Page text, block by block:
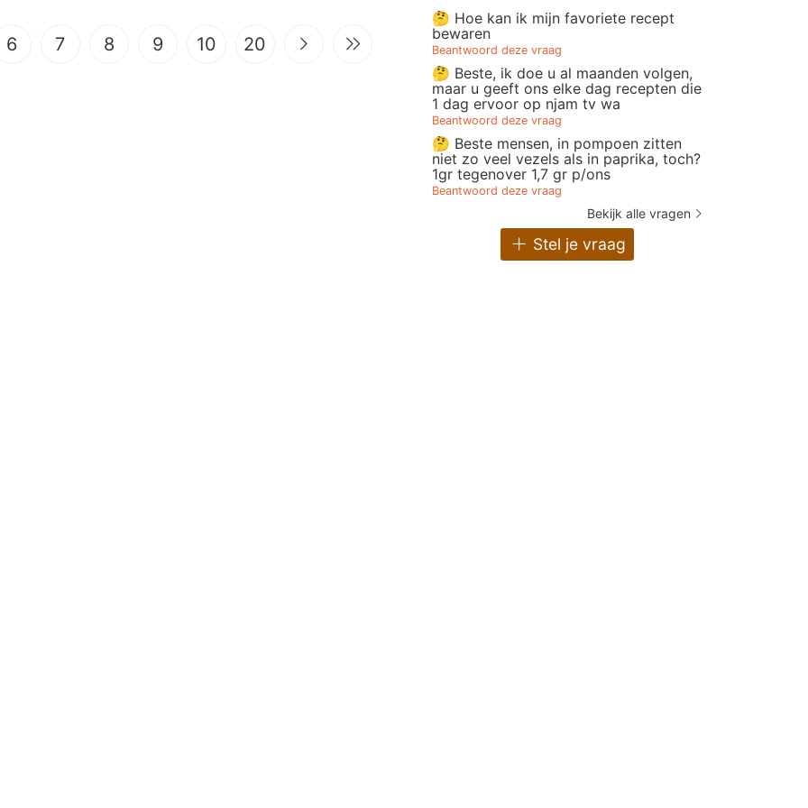
6 7 8 9 10 20
🤔 Hoe kan ik mijn favoriete recept
bewaren
Beantwoord deze vraag
🤔 Beste, ik doe u al maanden volgen,
maar u geeft ons elke dag recepten die
1 dag ervoor op njam tv wa
Beantwoord deze vraag
🤔 Beste mensen, in pompoen zitten
niet zo veel vezels als in paprika, toch?
1gr tegenover 1,7 gr p/ons
Beantwoord deze vraag
Bekijk alle vragen
Stel je vraag